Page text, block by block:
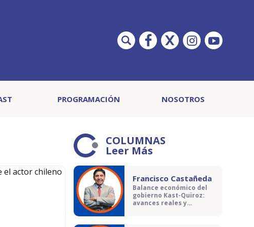
PROGRAMACIÓN NOSOTROS
COLUMNAS
Leer Más
Francisco Castañeda
Balance económico del
gobierno Kast-Quiroz:
avances reales y